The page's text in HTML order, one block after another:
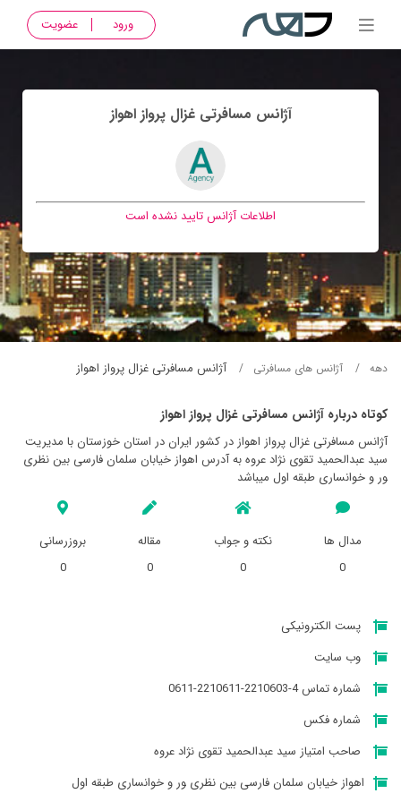
ورود عضویت
آژانس مسافرتی غزال پرواز اهواز
اطلاعات آژانس تایید نشده است
دهه آژانس های مسافرتی آژانس مسافرتی غزال پرواز اهواز
کوتاه درباره آژانس مسافرتی غزال پرواز اهواز
آژانس مسافرتی غزال پرواز اهواز در کشور ایران در استان خوزستان با مدیریت
سید عبدالحمید تقوی نژاد عروه به آدرس اهواز خیابان سلمان فارسی بین نظری
‍ور و خوانساری طبقه اول میباشد
مدال ها
0
نکته و جواب
0
مقاله
0
بروزرسانی
0
پست الکترونیکی
وب سایت
شماره تماس 4-2210603-2210611-0611
شماره فکس
صاحب امتیاز سید عبدالحمید تقوی نژاد عروه
اهواز خیابان سلمان فارسی بین نظری ‍ور و خوانساری طبقه اول